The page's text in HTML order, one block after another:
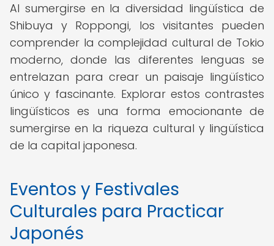
Al sumergirse en la diversidad lingüística de
Shibuya y Roppongi, los visitantes pueden
comprender la complejidad cultural de Tokio
moderno, donde las diferentes lenguas se
entrelazan para crear un paisaje lingüístico
único y fascinante. Explorar estos contrastes
lingüísticos es una forma emocionante de
sumergirse en la riqueza cultural y lingüística
de la capital japonesa.
Eventos y Festivales
Culturales para Practicar
Japonés